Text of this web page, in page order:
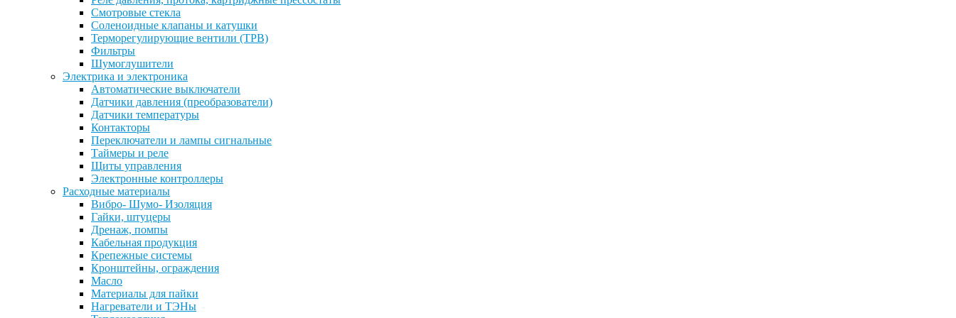
Смотровые стекла
Соленоидные клапаны и катушки
Терморегулирующие вентили (ТРВ)
Фильтры
Шумоглушители
Электрика и электроника
Автоматические выключатели
Датчики давления (преобразователи)
Датчики температуры
Контакторы
Переключатели и лампы сигнальные
Таймеры и реле
Щиты управления
Электронные контроллеры
Расходные материалы
Вибро- Шумо- Изоляция
Гайки, штуцеры
Дренаж, помпы
Кабельная продукция
Крепежные системы
Кронштейны, ограждения
Масло
Материалы для пайки
Нагреватели и ТЭНы